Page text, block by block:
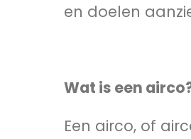
en doelen
Wat is een
Een airco, of